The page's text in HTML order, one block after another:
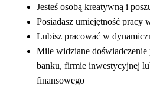
Jesteś osobą kreatywną i
Posiadasz umiejętność pracy
Lubisz pracować w
Mile widziane
banku, firmie inwestycyjnej
finansowego